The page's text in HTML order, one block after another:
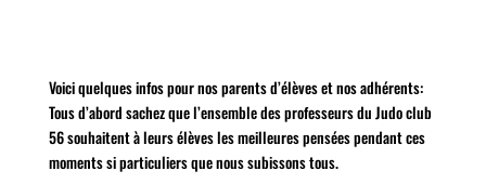
Voici quelques infos pour nos parents d’élèves et nos adhérents:
Tous d’abord sachez que l’ensemble des professeurs du Judo club
56 souhaitent à leurs élèves les meilleures pensées pendant ces
moments si particuliers que nous subissons tous.